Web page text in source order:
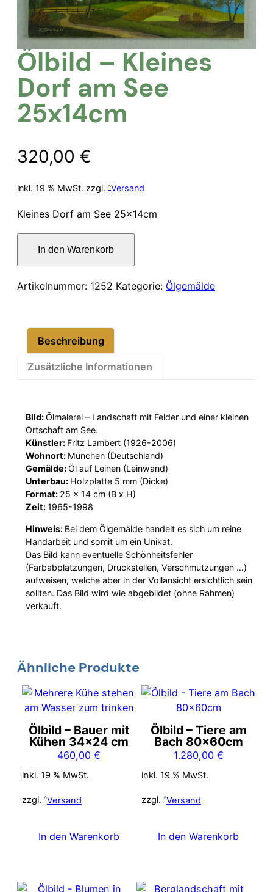
Ölbild – Kleines
Dorf am See
25x14cm
320,00 €
inkl. 19 % MwSt. zzgl. Versand
Kleines Dorf am See 25x14cm
Kleines
Dorf
25x14cm
Menge
In den Warenkorb
Artikelnummer: 1252 Kategorie: Ölgemälde
Beschreibung
Zusätzliche Informationen
Bild:Ölmalerei – Landschaft mit Felder und einer kleinen
Ortschaft am See.
Künstler: Fritz Lambert (1926-2006)
Wohnort: München (Deutschland)
Gemälde:Öl auf Leinen (Leinwand)
Unterbau: Holzplatte 5 mm (Dicke)
Format: 25 x 14 cm (B x H)
Zeit:1965-1998
Hinweis: Bei dem Ölgemälde handelt es sich um reine
Handarbeit und somit um ein Unikat.
Das Bild kann eventuelle Schönheitsfehler
(Farbabplatzungen, Druckstellen, Verschmutzungen …)
aufweisen, welche aber in der Vollansicht ersichtlich sein
sollten. Das Bild wird wie abgebildet (ohne Rahmen)
verkauft.
Ähnliche Produkte
Ölbild – Bauer mit
Kühen 34×24 cm
460,00€
inkl. 19 % MwSt.
zzgl. Versand
In den Warenkorb
Ölbild – Tiere am
Bach 80x60cm
1.280,00 €
inkl. 19 % MwSt.
zzgl. Versand
In den Warenkorb